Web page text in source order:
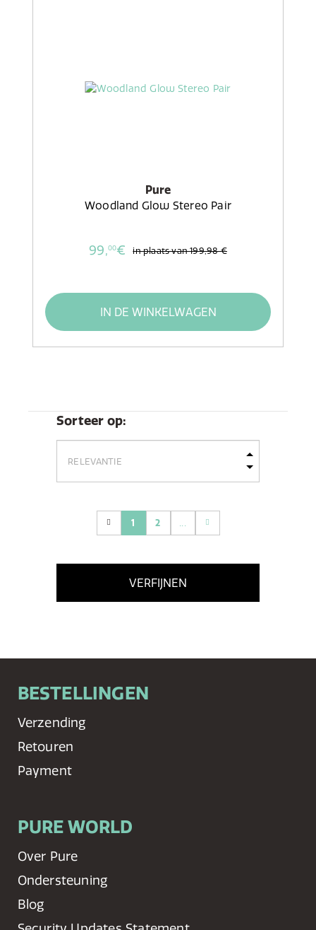
Pure
Woodland Glow Stereo Pair
99,00€ in plaats van199,98 €
IN DE WINKELWAGEN
Sorteer op:
1(current)
2
VERFIJNEN
BESTELLINGEN
Verzending
Retouren
Payment
PURE WORLD
Over Pure
Ondersteuning
Blog